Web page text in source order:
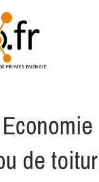
PRIMES ÉNERGIE
de